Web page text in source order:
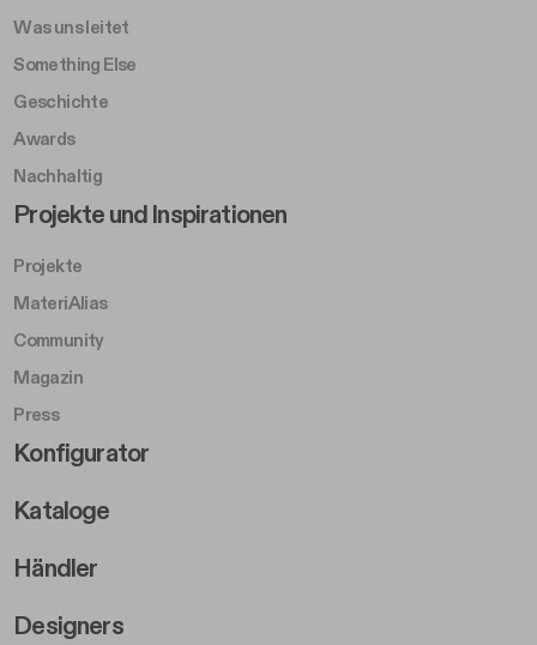
Was uns leitet
Something Else
Geschichte
Awards
Nachhaltig
Footer Left Middle B
Projekte und Inspirationen
Projekte
MateriAlias
Community
Magazin
Press
Footer Right Middle B
Konfigurator
Kataloge
Händler
Designers